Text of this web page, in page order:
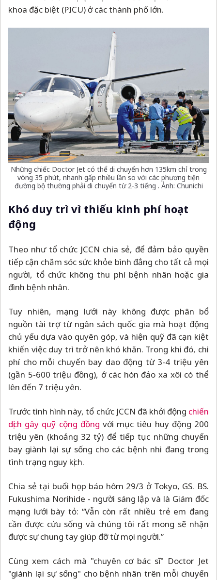
khoa đặc biệt (PICU) ở các thành phố lớn.
Những chiếc Doctor Jet có thể di chuyển hơn 135km chỉ trong
vòng 35 phút, nhanh gấp nhiều lần so với các phương tiện
đường bộ thường phải di chuyển từ 2-3 tiếng . Ảnh: Chunichi
Khó duy trì vì thiếu kinh phí hoạt
động
Theo như tổ chức JCCN chia sẻ, để đảm bảo quyền
tiếp cận chăm sóc sức khỏe bình đẳng cho tất cả mọi
người, tổ chức không thu phí bệnh nhân hoặc gia
đình bệnh nhân.
Tuy nhiên, mạng lưới này không được phân bổ
nguồn tài trợ từ ngân sách quốc gia mà hoạt động
chủ yếu dựa vào quyên góp, và hiện quỹ đã cạn kiệt
khiến việc duy trì trở nên khó khăn. Trong khi đó, chi
phí cho mỗi chuyến bay dao động từ 3-4 triệu yên
(gần 5-600 triệu đồng), ở các hòn đảo xa xôi có thể
lên đến 7 triệu yên.
Trước tình hình này, tổ chức JCCN đã khởi động chiến
dịch gây quỹ cộng đồng với mục tiêu huy động 200
triệu yên (khoảng 32 tỷ) để tiếp tục những chuyến
bay giành lại sự sống cho các bệnh nhi đang trong
tình trạng nguy kịch.
Chia sẻ tại buổi họp báo hôm 29/3 ở Tokyo, GS. BS.
Fukushima Norihide - người sáng lập và là Giám đốc
mạng lưới bày tỏ: “Vẫn còn rất nhiều trẻ em đang
cần được cứu sống và chúng tôi rất mong sẽ nhận
được sự chung tay giúp đỡ từ mọi người.”
Cùng xem cách mà "chuyên cơ bác sĩ" Doctor Jet
"giành lại sự sống" cho bệnh nhân trên mỗi chuyến